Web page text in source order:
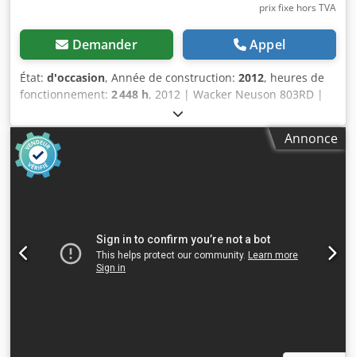
prix fixe hors TVA
Demander Appel
État: d'occasion, Année de construction: 2012, heures de
fonctionnement: 2 448 h, 2012 | Wacker Neuson 803RD |
Mini-pelle d'occasion < 7 tonnes | 2448 heures 📍
Localisation : France 🚛 Livraison possible à votre
destination – Utilisez notre calculateur d’expédition pour
estimer les coûts de transport ! 💰 Achetez maintenant
pour 10 300 EUR ou faites une offre. Paiement à la livraison
une amélioration ℹ️, 0 dépenses ⚠️ 📌 Commentaire de
l’inspecteur : Bon état général. La batterie n’était pas en
état de marche et l’alternateur devait être vérifié – ceci a
Annonce